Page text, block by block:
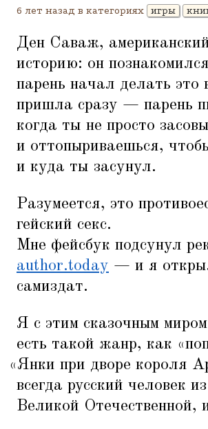
6 лет назад в категориях игры
Ден Саваж,
историю: он
парень начал делать это
пришла сразу — парень
когда ты не просто
и оттопыриваешься,
и куда ты засунул.
Разумеется, это
гейский секс.
Мне фейсбук подсунул
author.today — и я
самиздат.
Я с этим сказочным
есть такой жанр, как «
«Янки при дворе короля
всегда русский человек
Великой Отечественной,